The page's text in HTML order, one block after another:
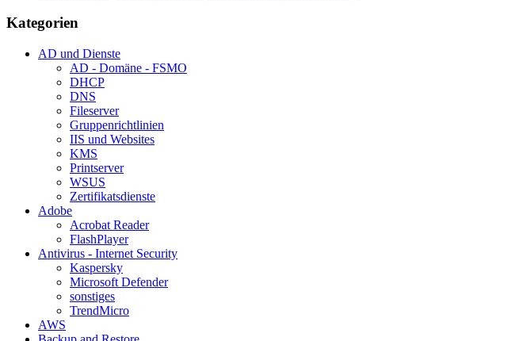
Kategorien
AD und Dienste
AD - Domäne - FSMO
DHCP
DNS
Fileserver
Gruppenrichtlinien
IIS und Websites
KMS
Printserver
WSUS
Zertifikatsdienste
Adobe
Acrobat Reader
FlashPlayer
Antivirus - Internet Security
Kaspersky
Microsoft Defender
sonstiges
TrendMicro
AWS